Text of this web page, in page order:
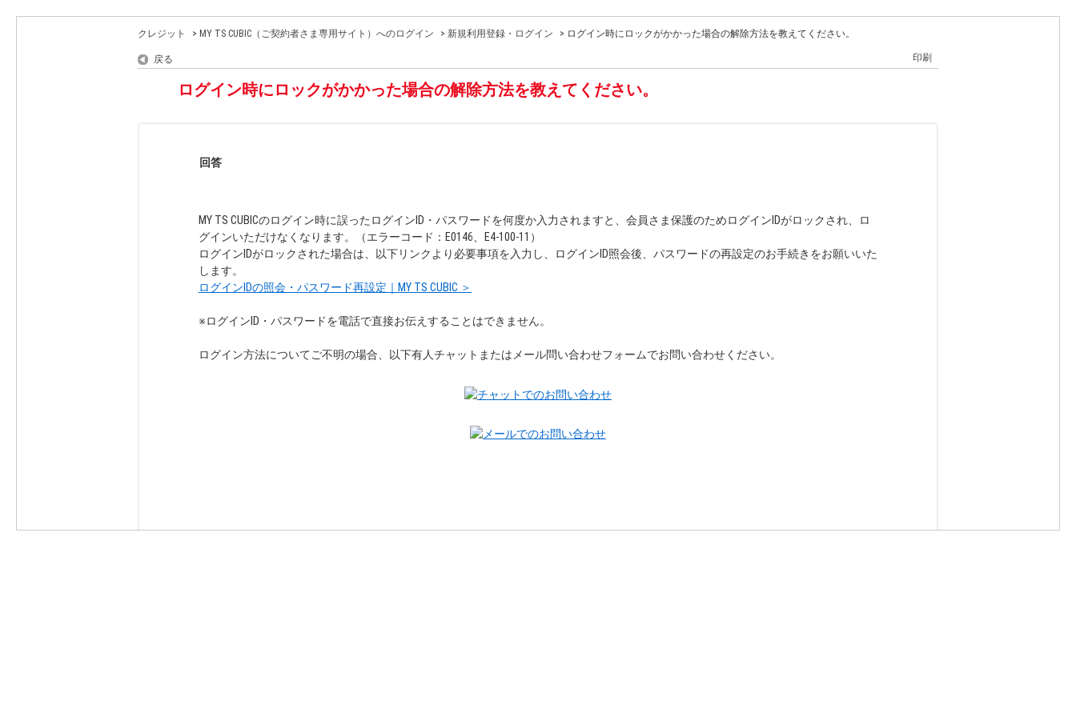
クレジット > MY TS CUBIC（ご契約者さま専用サイト）へのログイン > 新規利用登録・ログイン > ログイン時にロックがかかった場合の解除方法を教えてください。
戻る 印刷
ログイン時にロックがかかった場合の解除方法を教えてください。
回答
MY TS CUBICのログイン時に誤ったログインID・パスワードを何度か入力されますと、会員さま保護のためログインIDがロックされ、ロ
グインいただけなくなります。（エラーコード：E0146、E4-100-11）
ログインIDがロックされた場合は、以下リンクより必要事項を入力し、ログインID照会後、パスワードの再設定のお手続きをお願いいた
します。
ログインIDの照会・パスワード再設定｜MY TS CUBIC ＞
※ログインID・パスワードを電話で直接お伝えすることはできません。
ログイン方法についてご不明の場合、以下有人チャットまたはメール問い合わせフォームでお問い合わせください。